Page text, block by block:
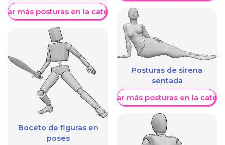
más posturas en la categoría
Boceto de figuras en
poses
Posturas de sirena
sentada
Mostrar más posturas en la